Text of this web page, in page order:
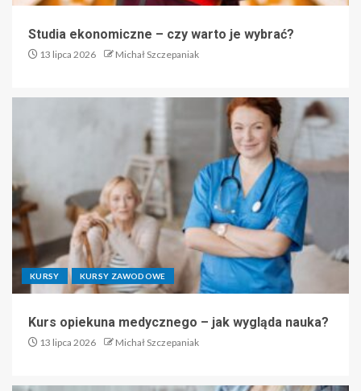
Studia ekonomiczne – czy warto je wybrać?
13 lipca 2026 Michał Szczepaniak
KURSY KURSY ZAWODOWE
Kurs opiekuna medycznego – jak wygląda nauka?
13 lipca 2026 Michał Szczepaniak